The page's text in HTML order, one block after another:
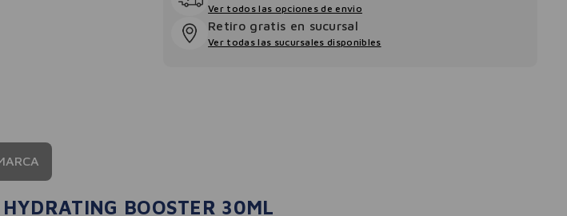
Ver todos las opciones de envio
Retiro gratis en sucursal
Ver todas las sucursales disponibles
BOOSTER 30ML